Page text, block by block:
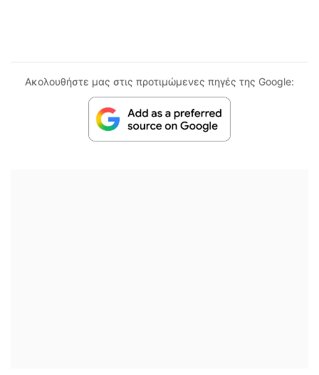
Ακολουθήστε μας στις προτιμώμενες πηγές της Google: